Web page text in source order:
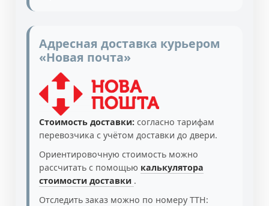
Адресная доставка курьером
«Новая почта»
Стоимость доставки: согласно тарифам
перевозчика с учётом доставки до двери.
Ориентировочную стоимость можно
рассчитать с помощью калькулятора
стоимости доставки .
Отследить заказ можно по номеру ТТН: